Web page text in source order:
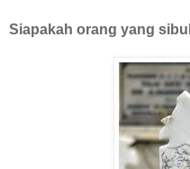
Siapakah orang yang